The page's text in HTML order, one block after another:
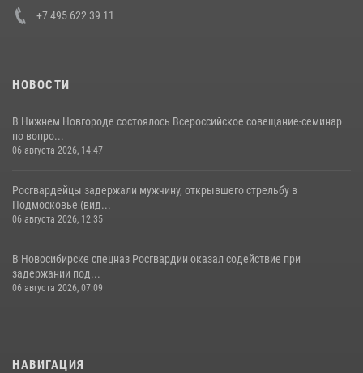
+7 495 622 39 11
НОВОСТИ
В Нижнем Новгороде состоялось Всероссийское совещание-семинар
по вопро...
06 августа 2026, 14:47
Росгвардейцы задержали мужчину, открывшего стрельбу в
Подмосковье (вид...
06 августа 2026, 12:35
В Новосибирске спецназ Росгвардии оказал содействие при
задержании под...
06 августа 2026, 07:09
НАВИГАЦИЯ